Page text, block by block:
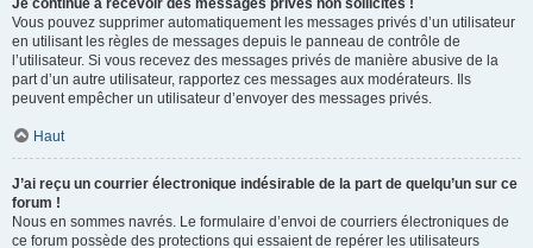
Je continue à recevoir des messages privés non sollicités !
Vous pouvez supprimer automatiquement les messages privés d’un utilisateur
en utilisant les règles de messages depuis le panneau de contrôle de
l’utilisateur. Si vous recevez des messages privés de manière abusive de la
part d’un autre utilisateur, rapportez ces messages aux modérateurs. Ils
peuvent empêcher un utilisateur d’envoyer des messages privés.
Haut
J’ai reçu un courrier électronique indésirable de la part de quelqu’un sur ce
forum !
Nous en sommes navrés. Le formulaire d’envoi de courriers électroniques de
ce forum possède des protections qui essaient de repérer les utilisateurs